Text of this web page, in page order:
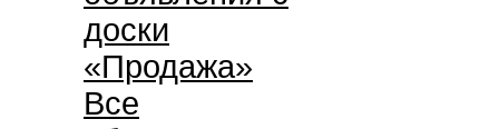
доски
«Продажа»
Все